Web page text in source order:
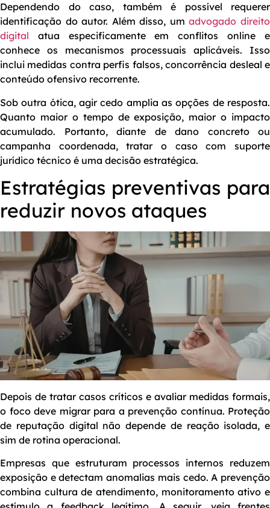
Dependendo do caso, também é possível requerer
identificação do autor. Além disso, umadvogado direito
digital atua especificamente em conflitos online e
conhece os mecanismos processuais aplicáveis. Isso
inclui medidas contra perfis falsos, concorrência desleal e
conteúdo ofensivo recorrente.
Sob outra ótica, agir cedo amplia as opções de resposta.
Quanto maior o tempo de exposição, maior o impacto
acumulado. Portanto, diante de dano concreto ou
campanha coordenada, tratar o caso com suporte
jurídico técnico é uma decisão estratégica.
Estratégias preventivas para
reduzir novos ataques
Depois de tratar casos críticos e avaliar medidas formais,
o foco deve migrar para a prevenção contínua. Proteção
de reputação digital não depende de reação isolada, e
sim de rotina operacional.
Empresas que estruturam processos internos reduzem
exposição e detectam anomalias mais cedo. A prevenção
combina cultura de atendimento, monitoramento ativo e